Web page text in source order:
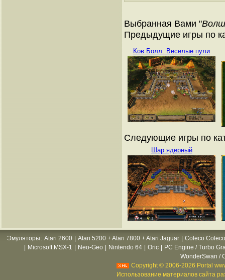
Выбранная Вами "
Предыдущие игры по
Ков Болл. Веселые пули
Следующие игры по
Шар ядерный
Эмуляторы : Atari 2600 Atari 5200 + Atari 7800 + Atari Jaguar
Coleco
Microsoft MSX-1 Neo-Geo Nintendo 64 Oric
PC Engine / Turbo
WonderSwan /
Copyright © 2006-2026 Portal
Использование материалов сайта